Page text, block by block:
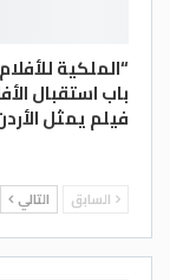
“الملكية
باب استقبال
فيلم يمثل
السابق التالي